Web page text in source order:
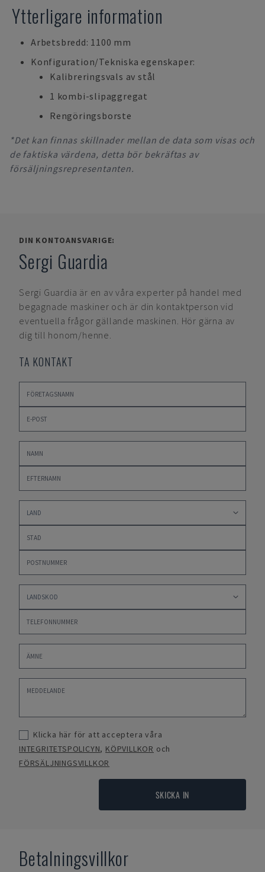
Ytterligare information
Arbetsbredd: 1100 mm
Konfiguration/Tekniska egenskaper:
Kalibreringsvals av stål
1 kombi-slipaggregat
Rengöringsborste
*Det kan finnas skillnader mellan de data som visas och
de faktiska värdena, detta bör bekräftas av
försäljningsrepresentanten.
DIN KONTOANSVARIGE:
Sergi Guardia
Sergi Guardia är en av våra experter på handel med
begagnade maskiner och är din kontaktperson vid
eventuella frågor gällande maskinen. Hör gärna av
dig till honom/henne.
TA KONTAKT
Klicka här för att acceptera våra
INTEGRITETSPOLICYN, KÖPVILLKOR och
FÖRSÄLJNINGSVILLKOR
SKICKA IN
Betalningsvillkor